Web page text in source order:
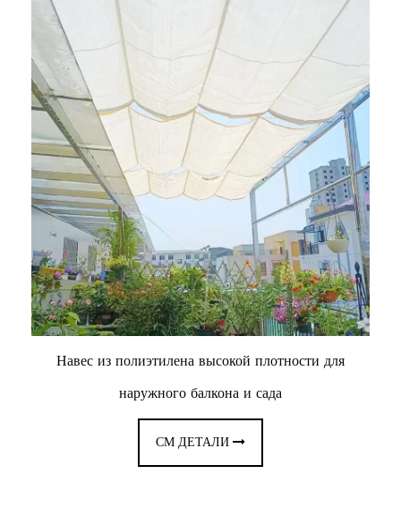
Навес из полиэтилена высокой плотности для
наружного балкона и сада
СМ ДЕТАЛИ